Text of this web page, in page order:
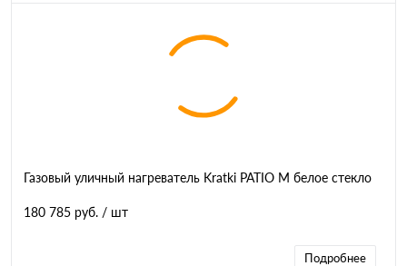
Газовый уличный нагреватель Kratki PATIO M белое стекло
180 785 руб. / шт
Подробнее